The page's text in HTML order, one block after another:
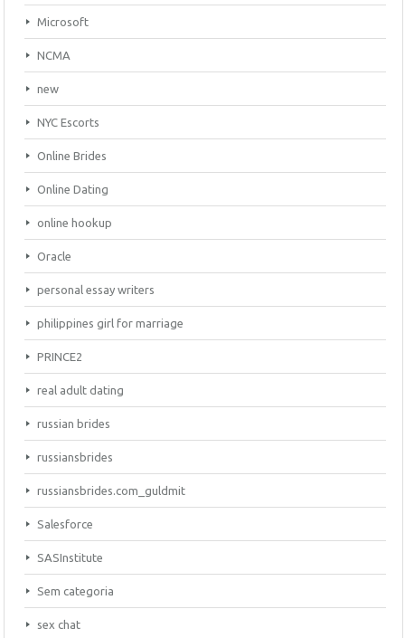
Microsoft
NCMA
new
NYC Escorts
Online Brides
Online Dating
online hookup
Oracle
personal essay writers
philippines girl for marriage
PRINCE2
real adult dating
russian brides
russiansbrides
russiansbrides.com_guldmit
Salesforce
SASInstitute
Sem categoria
sex chat